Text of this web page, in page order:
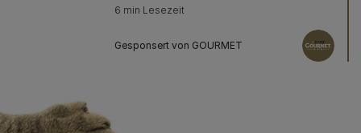
6 min Lesezeit
Gesponsert von GOURMET